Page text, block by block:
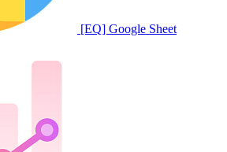
[EQ] Google Sheet